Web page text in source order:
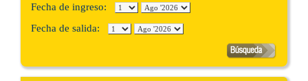
Fecha de ingreso:
Fecha de salida: